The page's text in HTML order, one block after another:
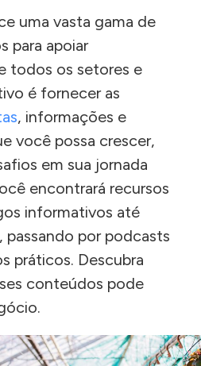
uma vasta gama de
para apoiar
todos os setores e
é fornecer as
, informações e
você possa crescer,
em sua jornada
encontrará recursos
informativos até
passando por podcasts
práticos. Descubra
conteúdos pode